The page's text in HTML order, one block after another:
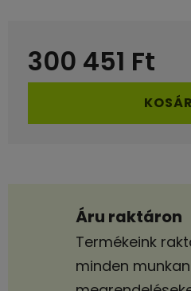
300 451 Ft
Egységár:
Áru raktáron
Termékeink
minden